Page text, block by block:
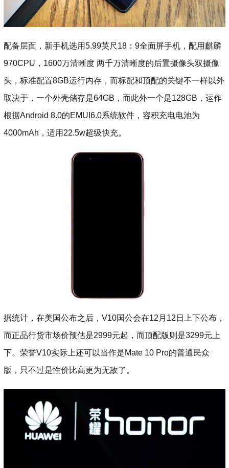
配备层面，新手机选用5.99英尺18：9全面屏手机，配用麒麟
970CPU，1600万清晰度 两千万清晰度的后置摄像头双摄像
头，标准配置8GB运行内存，而标配和顶配的关键不一样以外
取决于，一个外壳储存是64GB，而此外一个是128GB，运作
根据Android 8.0的EMUI6.0系统软件，容积充电电池为
4000mAh，适用22.5w超级快充。
据统计，在美国公布之后，V10国公会在12月12日上下公布，
而正品行货市场价预估是2999元起，而顶配版则是3299元上
下。荣誉V10实际上还可以当作是Mate 10 Pro的普通民众
版，只不过是性价比高更为无敌了。